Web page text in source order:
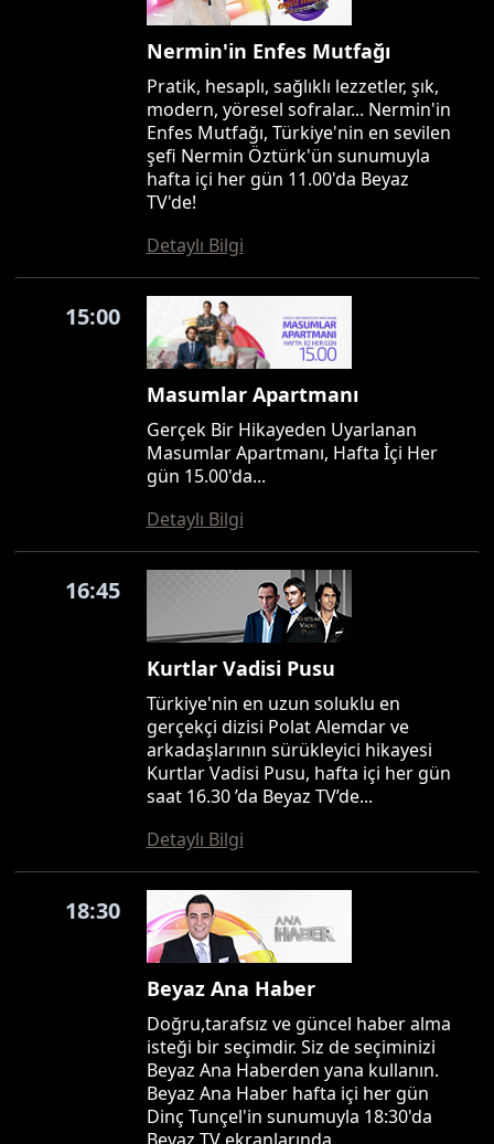
Nermin'in Enfes Mutfağı
Pratik, hesaplı, sağlıklı lezzetler, şık,
modern, yöresel sofralar... Nermin'in
Enfes Mutfağı, Türkiye'nin en sevilen
şefi Nermin Öztürk'ün sunumuyla
hafta içi her gün 11.00'da Beyaz
TV'de!
Detaylı Bilgi
15:00
Masumlar Apartmanı
Gerçek Bir Hikayeden Uyarlanan
Masumlar Apartmanı, Hafta İçi Her
gün 15.00'da...
Detaylı Bilgi
16:45
Kurtlar Vadisi Pusu
Türkiye'nin en uzun soluklu en
gerçekçi dizisi Polat Alemdar ve
arkadaşlarının sürükleyici hikayesi
Kurtlar Vadisi Pusu, hafta içi her gün
saat 16.30 ’da Beyaz TV’de...
Detaylı Bilgi
18:30
Beyaz Ana Haber
Doğru,tarafsız ve güncel haber alma
isteği bir seçimdir. Siz de seçiminizi
Beyaz Ana Haberden yana kullanın.
Beyaz Ana Haber hafta içi her gün
Dinç Tunçel'in sunumuyla 18:30'da